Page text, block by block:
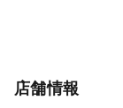
店舗情報